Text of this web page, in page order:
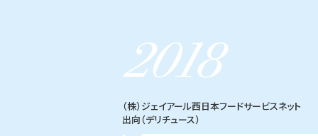
（株）ジェイアール西日本フードサービスネット
出向（デリチュース）